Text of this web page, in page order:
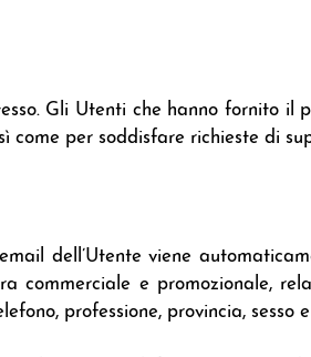
Gli Utenti che hanno fornito
per soddisfare richieste di
dell’Utente viene
commerciale e promozionale,
professione, provincia, sesso